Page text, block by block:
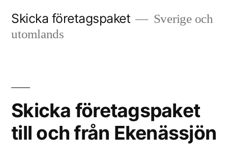
Skicka företagspaket
Sverige och
utomlands
Skicka företagspaket
till och från Ekenässjön